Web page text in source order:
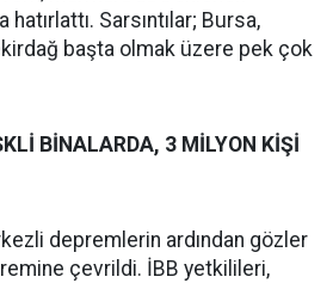
Sarsıntılar; Bursa,
başta olmak üzere pek çok
BİNALARDA, 3 MİLYON KİŞİ
depremlerin ardından gözler
çevrildi. İBB yetkilileri,